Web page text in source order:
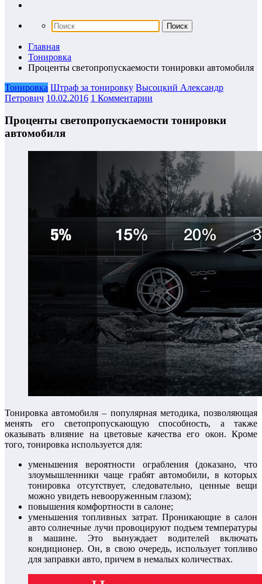
Главная
Тонировка
Проценты светопропускаемости тонировки автомобиля
Тонировка Штраф за тонировку Высоцкий Александр
Петрович 10.02.2016 1 Комментарии
Проценты светопропускаемости тонировки
автомобиля
Тонировка автомобиля – популярная методика, позволяющая
менять его светопропускающую способность, а также
оказывать влияние на цветовые качества его окон. Кроме
того, тонировка используется для:
уменьшения вероятности ограбления (доказано, что
злоумышленники чаще грабят автомобили, в которых
тонировка отсутствует, следовательно, ценные вещи
можно увидеть невооруженным глазом);
повышения комфортности в салоне;
уменьшения топливных затрат. Проникающие в салон
авто солнечные лучи провоцируют подъем температуры
в машине. Это вынуждает водителей включать
кондиционер. Он, в свою очередь, использует топливо
для заправки авто, причем в немалых количествах.